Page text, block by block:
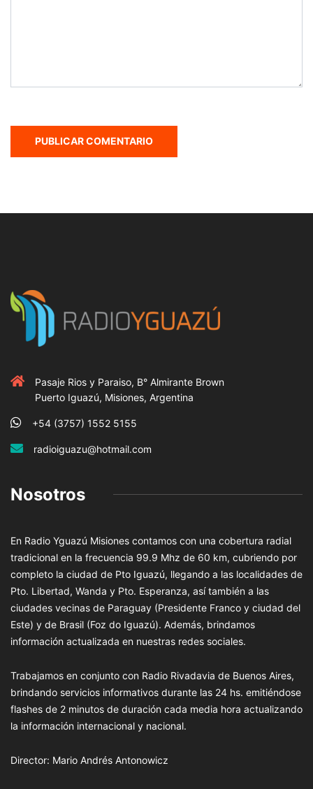
Pasaje Rios y Paraiso, B° Almirante Brown
Puerto Iguazú, Misiones, Argentina
+54 (3757) 1552 5155
radioiguazu@hotmail.com
Nosotros
En Radio Yguazú Misiones contamos con una cobertura radial
tradicional en la frecuencia 99.9 Mhz de 60 km, cubriendo por
completo la ciudad de Pto Iguazú, llegando a las localidades de
Pto. Libertad, Wanda y Pto. Esperanza, así también a las
ciudades vecinas de Paraguay (Presidente Franco y ciudad del
Este) y de Brasil (Foz do Iguazú). Además, brindamos
información actualizada en nuestras redes sociales.
Trabajamos en conjunto con Radio Rivadavia de Buenos Aires,
brindando servicios informativos durante las 24 hs. emitiéndose
flashes de 2 minutos de duración cada media hora actualizando
la información internacional y nacional.
Director: Mario Andrés Antonowicz